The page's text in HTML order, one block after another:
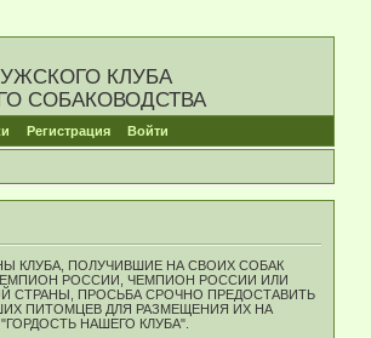
КЛУБА
СОБАКОВОДСТВА
Регистрация Войти
КЛУБА, ПОЛУЧИВШИЕ НА СВОИХ СОБАК
РОССИИ, ЧЕМПИОН РОССИИ ИЛИ
СТРАНЫ, ПРОСЬБА СРОЧНО ПРЕДОСТАВИТЬ
ПИТОМЦЕВ ДЛЯ РАЗМЕЩЕНИЯ ИХ НА
НАШЕГО КЛУБА".